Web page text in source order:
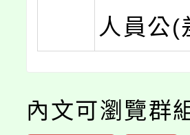
人員公(
內文可瀏覽群